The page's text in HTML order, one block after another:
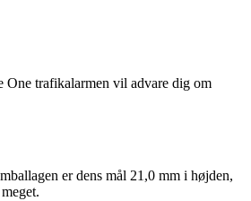
One trafikalarmen vil advare dig om
er dens mål 21,0 mm i højden,